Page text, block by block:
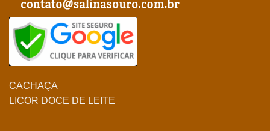
CACHAÇA
LICOR DOCE DE LEITE